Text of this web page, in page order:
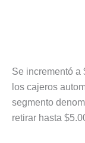
Se incrementó a
los cajeros
segmento
retirar hasta